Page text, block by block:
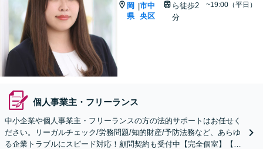
岡
県
|市中
央区
ら徒歩2
分
~19:00（平日）
個人事業主・フリーランス
中小企業や個人事業主・フリーランスの方の法的サポートはお任せく
ださい。リーガルチェック/労務問題/知的財産/予防法務など、あらゆ
る企業トラブルにスピード対応！顧問契約も受付中【完全個室】【天